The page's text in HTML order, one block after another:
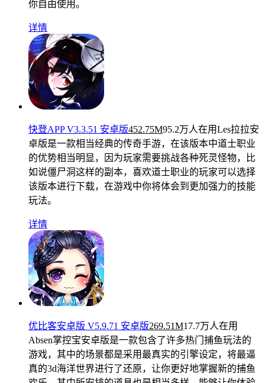
你自由使用。
详情
快登APP V3.3.51 安卓版452.75M95.2万人在用Les拉拉安
卓版是一款相当经典的传奇手游，在该版本中道士职业
的优势相当明显，因为玩家需要挑战各种死灵怪物，比
如说僵尸洞这样的副本，喜欢道士职业的玩家可以选择
该版本进行下载，在游戏中你将体会到更加强力的技能
玩法。
详情
优比客安卓版 V5.9.71 安卓版269.51M17.7万人在用
Absen掌控宝安卓版是一款包含了许多热门捕鱼玩法的
游戏，其中的场景都是采用最真实的引擎设定，将最逼
真的3d海洋世界进行了还原，让你更好地掌握新的捕鱼